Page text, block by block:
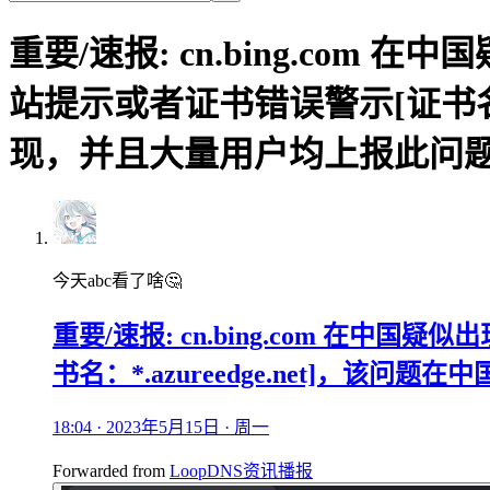
重要/速报: cn.bing.com 在中
站提示或者证书错误警示[证书
现，并且大量用户均上报此问
今天abc看了啥🤔
重要/速报: cn.bing.com 在中国疑似
书名：*.azureedge.net]，该问题在
18:04 · 2023年5月15日 · 周一
Forwarded from LoopDNS资讯播报